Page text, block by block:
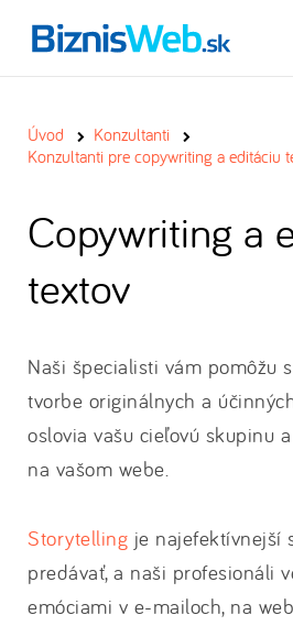
Úvod
Konzultanti
Konzultanti pre copywriting a editáciu
Copywriting a
textov
Naši špecialisti vám pomôžu
tvorbe originálnych a
oslovia vašu cieľovú skupinu
na vašom webe.
Storytelling je najefektívnejší
predávať, a naši profesionáli
emóciami v e-mailoch, na